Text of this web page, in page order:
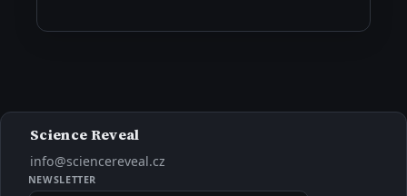
Science Reveal
info@sciencereveal.cz
NEWSLETTER